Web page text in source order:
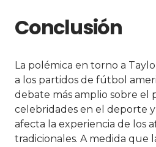
Conclusión
La polémica en torno a
a los partidos de fútbol
debate más amplio sobre el
celebridades en el deporte
afecta la experiencia de los
tradicionales. A medida que